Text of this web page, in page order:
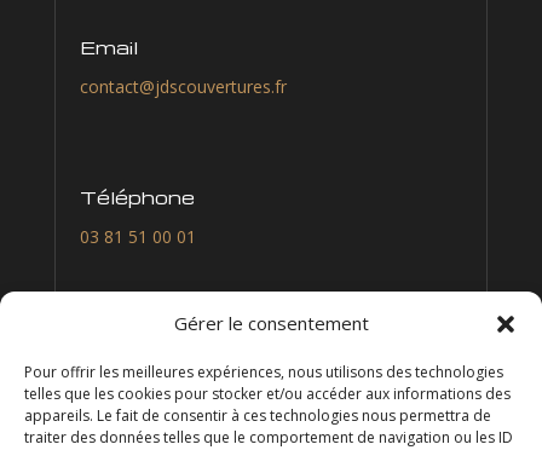
Gérer le consentement
Pour offrir les meilleures expériences, nous utilisons des technologies
telles que les cookies pour stocker et/ou accéder aux informations des
appareils. Le fait de consentir à ces technologies nous permettra de
traiter des données telles que le comportement de navigation ou les ID
Email
contact@jdscouvertures.fr
Téléphone
03 81 51 00 01
Nous suivre